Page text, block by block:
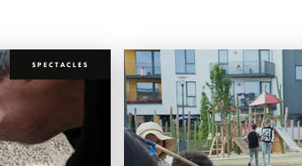
SPECTACLES